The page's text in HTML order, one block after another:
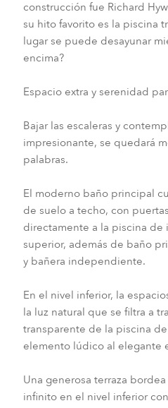
construcción fue Richard
su hito favorito es la piscina
lugar se puede desayunar
encima?
Espacio extra y serenidad
Bajar las escaleras y
impresionante, se quedará
palabras.
El moderno baño principal
de suelo a techo, con
directamente a la piscina de
superior, además de baño
y bañera independiente.
En el nivel inferior, la
la luz natural que se filtra a
transparente de la piscina
elemento lúdico al elegante
Una generosa terraza
infinito en el nivel inferior